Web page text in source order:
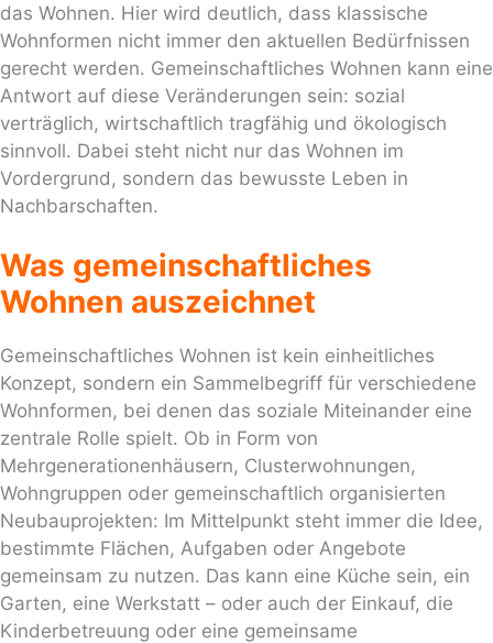
das Wohnen. Hier wird deutlich, dass klassische
Wohnformen nicht immer den aktuellen Bedürfnissen
gerecht werden. Gemeinschaftliches Wohnen kann eine
Antwort auf diese Veränderungen sein: sozial
verträglich, wirtschaftlich tragfähig und ökologisch
sinnvoll. Dabei steht nicht nur das Wohnen im
Vordergrund, sondern das bewusste Leben in
Nachbarschaften.
Was gemeinschaftliches
Wohnen auszeichnet
Gemeinschaftliches Wohnen ist kein einheitliches
Konzept, sondern ein Sammelbegriff für verschiedene
Wohnformen, bei denen das soziale Miteinander eine
zentrale Rolle spielt. Ob in Form von
Mehrgenerationenhäusern, Clusterwohnungen,
Wohngruppen oder gemeinschaftlich organisierten
Neubauprojekten: Im Mittelpunkt steht immer die Idee,
bestimmte Flächen, Aufgaben oder Angebote
gemeinsam zu nutzen. Das kann eine Küche sein, ein
Garten, eine Werkstatt – oder auch der Einkauf, die
Kinderbetreuung oder eine gemeinsame